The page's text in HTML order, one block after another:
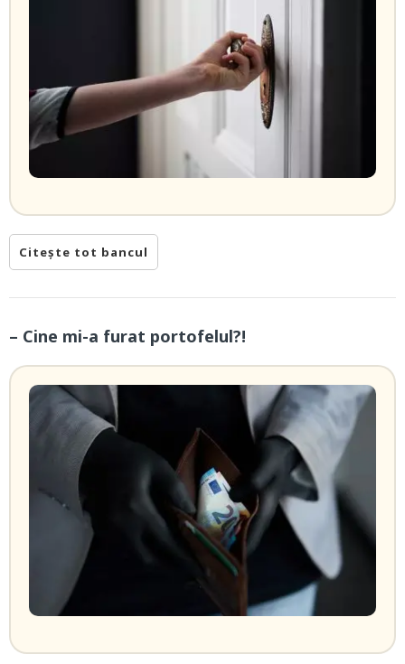
Citește tot bancul
– Cine mi-a furat portofelul?!